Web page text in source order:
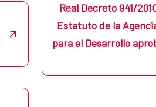
Real Decreto 941/
Estatuto de la
para el Desarrollo